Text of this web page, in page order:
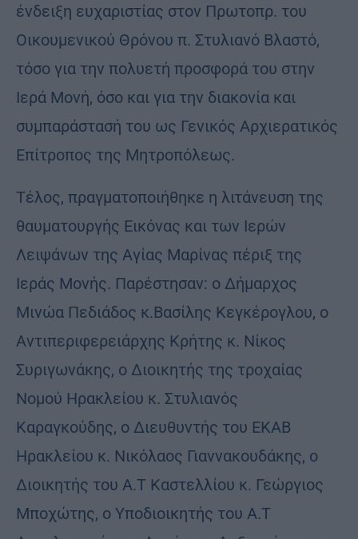
ένδειξη ευχαριστίας στον Πρωτοπρ. του
Οικουμενικού Θρόνου π. Στυλιανό Βλαστό,
τόσο για την πολυετή προσφορά του στην
Ιερά Μονή, όσο και για την διακονία και
συμπαράστασή του ως Γενικός Αρχιερατικός
Επίτροπος της Μητροπόλεως.
Τέλος, πραγματοποιήθηκε η λιτάνευση της
θαυματουργής Εικόνας και των Ιερών
Λειψάνων της Αγίας Μαρίνας πέριξ της
Ιεράς Μονής. Παρέστησαν: ο Δήμαρχος
Μινώα Πεδιάδος κ.Βασίλης Κεγκέρογλου, ο
Αντιπεριφερειάρχης Κρήτης κ. Νίκος
Συριγωνάκης, ο Διοικητής της τροχαίας
Νομού Ηρακλείου κ. Στυλιανός
Καραγκούδης, ο Διευθυντής του ΕΚΑΒ
Ηρακλείου κ. Νικόλαος Γιαννακουδάκης, ο
Διοικητής του Α.Τ Καστελλίου κ. Γεώργιος
Μποχώτης, ο Υποδιοικητής του Α.Τ